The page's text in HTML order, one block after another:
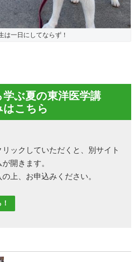
は一日にしてならず！
学ぶ夏の東洋医学講
はこちら
ックしていただくと、別サイト
開きます。
上、お申込みください。